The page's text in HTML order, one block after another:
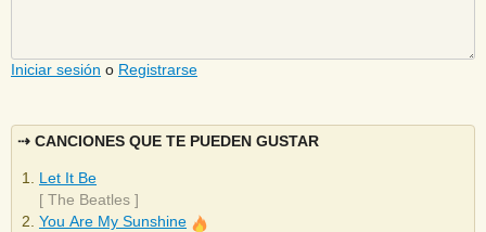
Iniciar sesión o Registrarse
CANCIONES QUE TE PUEDEN GUSTAR
Let It Be
[ The Beatles ]
You Are My Sunshine